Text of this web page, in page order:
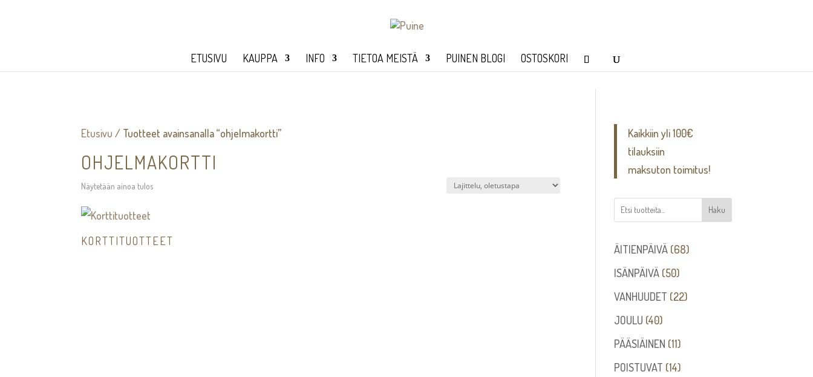
ETUSIVU KAUPPA INFO TIETOA MEISTÄ PUINEN BLOGI OSTOSKORI
Etusivu / Tuotteet avainsanalla “ohjelmakortti”
OHJELMAKORTTI
Näytetään ainoa tulos
KORTTITUOTTEET
Kaikkiin yli 100€
tilauksiin
maksuton toimitus!
Haku
ÄITIENPÄIVÄ 6868
ISÄNPÄIVÄ 5050
tuotetta
VANHUUDET 2222
JOULU 4040
tuotetta
PÄÄSIÄINEN 1111
tuotetta
POISTUVAT 1414